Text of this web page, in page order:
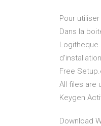
Pour
Dans la
Free
All files are
Keygen
Download